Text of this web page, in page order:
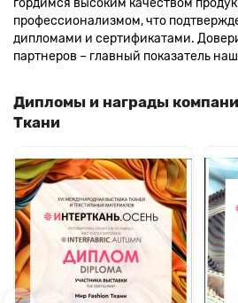
профессионализмом, что
дипломами и сертификатами.
партнеров – главный показатель
Дипломы и награды
Ткани